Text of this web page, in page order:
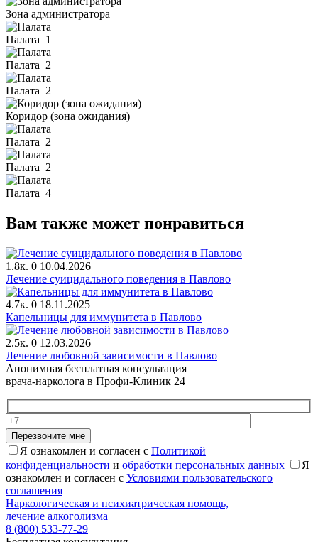
Зона администратора
Палата 1
Палата 2
Палата 2
Коридор (зона ожидания)
Палата 2
Палата 2
Палата 4
Вам также может понравиться
1.8к. 0 10.04.2026
Лечение суицидального поведения в Павлово
4.7к. 0 18.11.2025
Капельницы для иммунитета в Павлово
2.5к. 0 12.03.2026
Лечение любовной зависимости в Павлово
Анонимная бесплатная консультация
врача-нарколога в Профи-Клиник 24
Перезвоните мне
Я ознакомлен и согласен с Политикой
конфиденциальности и обработки персональных данных
Я
ознакомлен и согласен с Условиями пользовательского
соглашения
Наркологическая и психиатрическая помощь,
лечение алкоголизма
8 (800) 533-77-29